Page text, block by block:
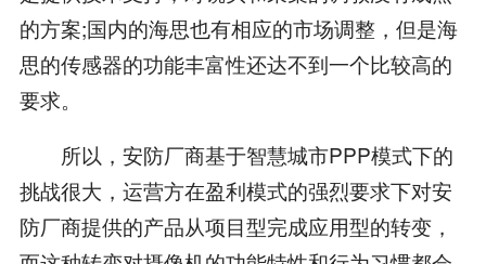
的方案;国内的海思也有相应的市场调整，但是海
思的传感器的功能丰富性还达不到一个比较高的
要求。
所以，安防厂商基于智慧城市PPP模式下的
挑战很大，运营方在盈利模式的强烈要求下对安
防厂商提供的产品从项目型完成应用型的转变，